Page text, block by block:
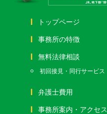
トップページ
事務所の特徴
無料法律相談
初回接見・同行サービス
弁護士費用
事務所案内・アクセス